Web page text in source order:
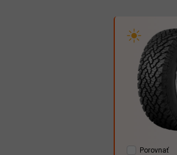
Porovnať